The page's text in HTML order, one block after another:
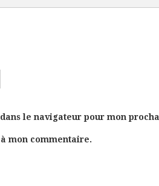
le navigateur pour mon
mon commentaire.